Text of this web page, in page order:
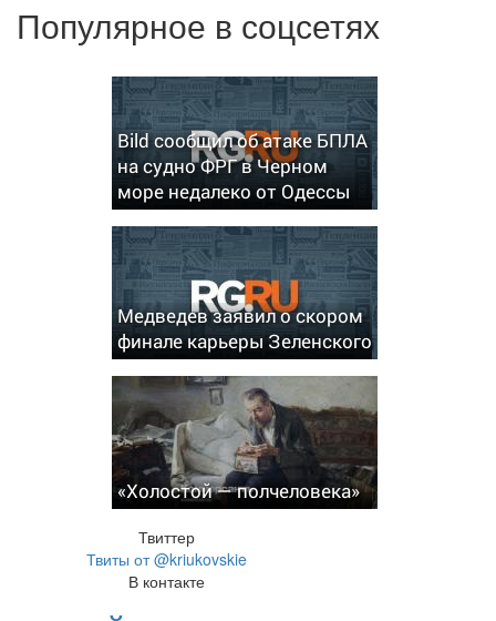
Популярное в соцсетях
Bild сообщил об атаке БПЛА
на судно ФРГ в Черном
море недалеко от Одессы
Медведев заявил о скором
финале карьеры Зеленского
«Холостой — полчеловека»
Твиттер
Твиты от @kriukovskie
В контакте